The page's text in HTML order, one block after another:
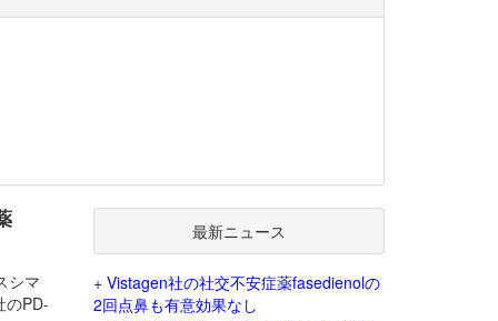
シマ
のPD-
最新ニュース
+ Vistagen社の社交不安症薬fasedienolの
2回点鼻も有意効果なし